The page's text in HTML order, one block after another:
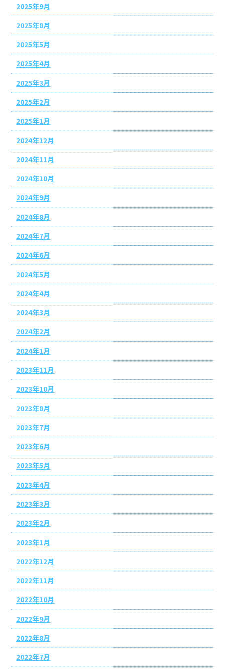
2025年9月
2025年8月
2025年5月
2025年4月
2025年3月
2025年2月
2025年1月
2024年12月
2024年11月
2024年10月
2024年9月
2024年8月
2024年7月
2024年6月
2024年5月
2024年4月
2024年3月
2024年2月
2024年1月
2023年11月
2023年10月
2023年8月
2023年7月
2023年6月
2023年5月
2023年4月
2023年3月
2023年2月
2023年1月
2022年12月
2022年11月
2022年10月
2022年9月
2022年8月
2022年7月